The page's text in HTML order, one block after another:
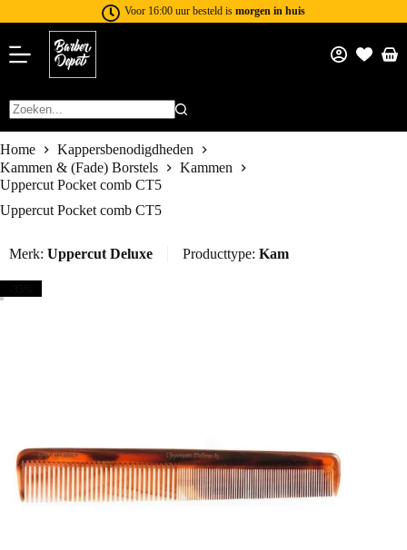
Voor 16:00 uur besteld is morgen in huis
Home
Kappersbenodigdheden
Kammen & (Fade) Borstels
Kammen
Uppercut Pocket comb CT5
Uppercut Pocket comb CT5
Merk: Uppercut Deluxe Producttype: Kam